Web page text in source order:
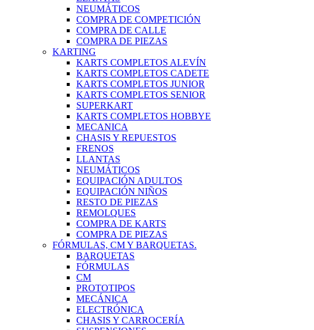
NEUMÁTICOS
COMPRA DE COMPETICIÓN
COMPRA DE CALLE
COMPRA DE PIEZAS
KARTING
KARTS COMPLETOS ALEVÍN
KARTS COMPLETOS CADETE
KARTS COMPLETOS JUNIOR
KARTS COMPLETOS SENIOR
SUPERKART
KARTS COMPLETOS HOBBYE
MECANICA
CHASIS Y REPUESTOS
FRENOS
LLANTAS
NEUMÁTICOS
EQUIPACIÓN ADULTOS
EQUIPACIÓN NIÑOS
RESTO DE PIEZAS
REMOLQUES
COMPRA DE KARTS
COMPRA DE PIEZAS
FÓRMULAS, CM Y BARQUETAS.
BARQUETAS
FÓRMULAS
CM
PROTOTIPOS
MECÁNICA
ELECTRÓNICA
CHASIS Y CARROCERÍA